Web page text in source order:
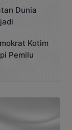
Dunia
Kotim
Pemilu